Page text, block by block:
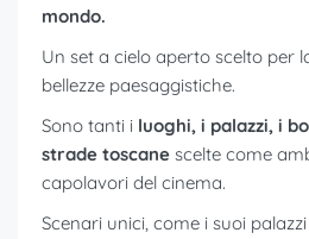
mondo.
Un set a cielo aperto scelto per
bellezze paesaggistiche.
Sono tanti i luoghi, i palazzi, i
strade toscane scelte come
capolavori del cinema.
Scenari unici, come i suoi